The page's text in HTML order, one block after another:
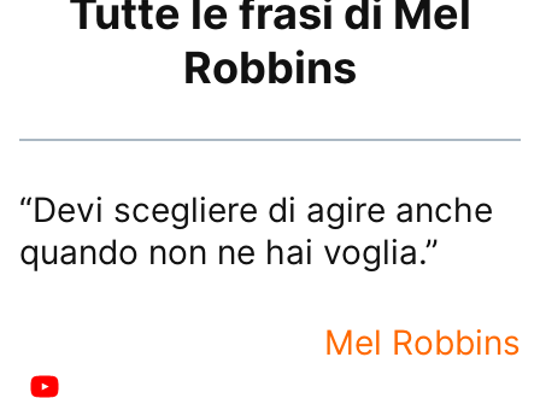
Tutte le frasi di Mel
Robbins
“Devi scegliere di agire anche
quando non ne hai voglia.”
Mel Robbins